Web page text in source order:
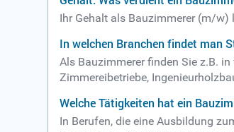
Ihr Gehalt als Bauzimmerer (m/w)
In welchen Branchen findet man
Als Bauzimmerer finden Sie z.B.
Zimmereibetriebe,
Welche Tätigkeiten hat ein
In Berufen, die eine Ausbildung